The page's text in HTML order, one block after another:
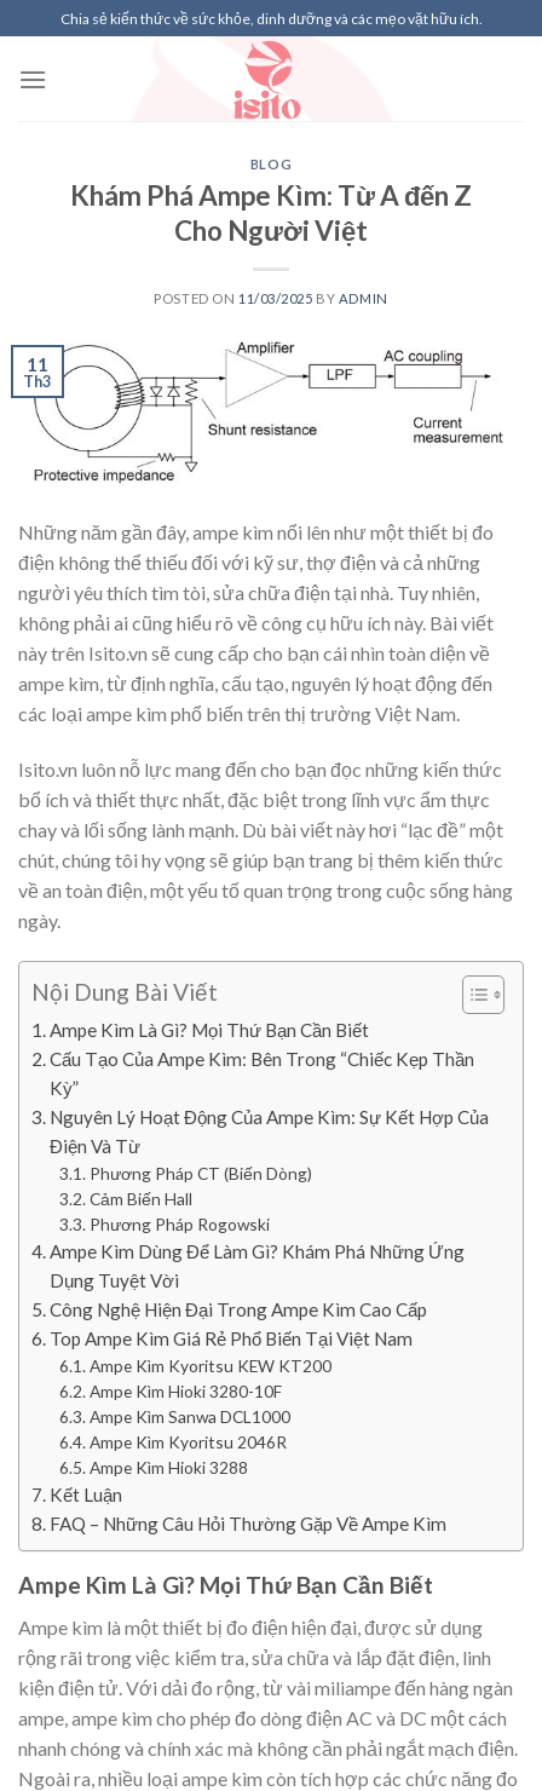
to
content
Chia sẻ kiến thức về sức khỏe, dinh dưỡng và các mẹo vặt hữu ích.
BLOG
Khám Phá Ampe Kìm: Từ A đến Z
Cho Người Việt
POSTED ON 11/03/2025 BY ADMIN
11
Th3
Những năm gần đây, ampe kìm nổi lên như một thiết bị đo
điện không thể thiếu đối với kỹ sư, thợ điện và cả những
người yêu thích tìm tòi, sửa chữa điện tại nhà. Tuy nhiên,
không phải ai cũng hiểu rõ về công cụ hữu ích này. Bài viết
này trên Isito.vn sẽ cung cấp cho bạn cái nhìn toàn diện về
ampe kìm, từ định nghĩa, cấu tạo, nguyên lý hoạt động đến
các loại ampe kìm phổ biến trên thị trường Việt Nam.
Isito.vn luôn nỗ lực mang đến cho bạn đọc những kiến thức
bổ ích và thiết thực nhất, đặc biệt trong lĩnh vực ẩm thực
chay và lối sống lành mạnh. Dù bài viết này hơi “lạc đề” một
chút, chúng tôi hy vọng sẽ giúp bạn trang bị thêm kiến thức
về an toàn điện, một yếu tố quan trọng trong cuộc sống hàng
ngày.
Nội Dung Bài Viết
Ampe Kìm Là Gì? Mọi Thứ Bạn Cần Biết
Cấu Tạo Của Ampe Kìm: Bên Trong “Chiếc Kẹp Thần
Kỳ”
Nguyên Lý Hoạt Động Của Ampe Kìm: Sự Kết Hợp Của
Điện Và Từ
Phương Pháp CT (Biến Dòng)
Cảm Biến Hall
Phương Pháp Rogowski
Ampe Kìm Dùng Để Làm Gì? Khám Phá Những Ứng
Dụng Tuyệt Vời
Công Nghệ Hiện Đại Trong Ampe Kìm Cao Cấp
Top Ampe Kìm Giá Rẻ Phổ Biến Tại Việt Nam
Ampe Kìm Kyoritsu KEW KT200
Ampe Kìm Hioki 3280-10F
Ampe Kìm Sanwa DCL1000
Ampe Kìm Kyoritsu 2046R
Ampe Kìm Hioki 3288
Kết Luận
FAQ – Những Câu Hỏi Thường Gặp Về Ampe Kìm
Ampe Kìm Là Gì? Mọi Thứ Bạn Cần Biết
Ampe kìm là một thiết bị đo điện hiện đại, được sử dụng
rộng rãi trong việc kiểm tra, sửa chữa và lắp đặt điện, linh
kiện điện tử. Với dải đo rộng, từ vài miliampe đến hàng ngàn
ampe, ampe kìm cho phép đo dòng điện AC và DC một cách
nhanh chóng và chính xác mà không cần phải ngắt mạch điện.
Ngoài ra, nhiều loại ampe kìm còn tích hợp các chức năng đo